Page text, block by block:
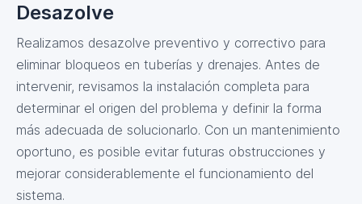
Desazolve
Realizamos desazolve preventivo y correctivo para
eliminar bloqueos en tuberías y drenajes. Antes de
intervenir, revisamos la instalación completa para
determinar el origen del problema y definir la forma
más adecuada de solucionarlo. Con un mantenimiento
oportuno, es posible evitar futuras obstrucciones y
mejorar considerablemente el funcionamiento del
sistema.